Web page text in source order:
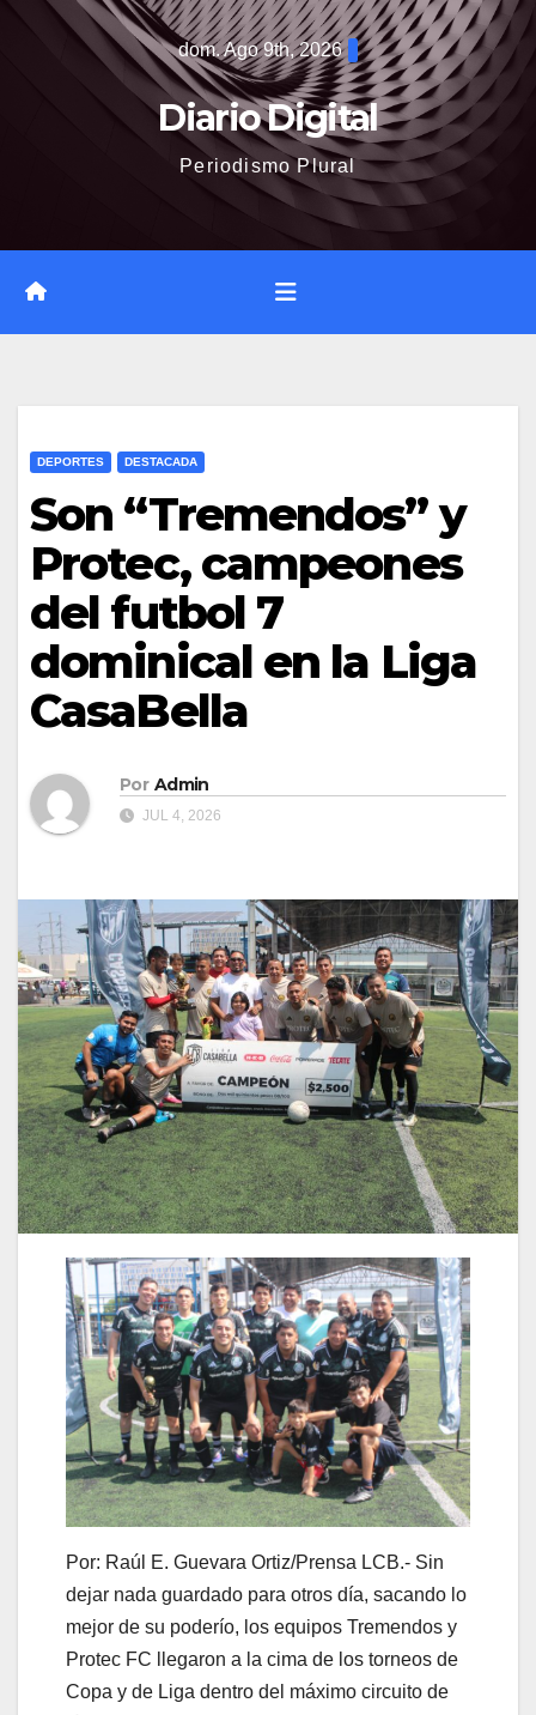
dom. Ago 9th, 2026
Diario Digital
Periodismo Plural
DEPORTES DESTACADA
Son “Tremendos” y
Protec, campeones
del futbol 7
dominical en la Liga
CasaBella
Por Admin
JUL 4, 2026
Por: Raúl E. Guevara Ortiz/Prensa LCB.- Sin
dejar nada guardado para otros día, sacando lo
mejor de su poderío, los equipos Tremendos y
Protec FC llegaron a la cima de los torneos de
Copa y de Liga dentro del máximo circuito de